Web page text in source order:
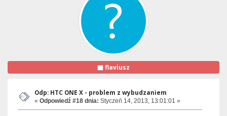
flaviusz
Odp: HTC ONE X - problem z wybudzaniem
« Odpowiedź #18 dnia: Styczeń 14, 2013, 13:01:01 »